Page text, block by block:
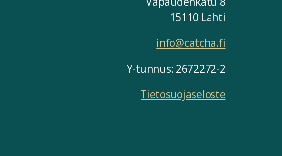
15110 Lahti
info@catcha.fi
Y-tunnus: 2672272-2
Tietosuojaseloste